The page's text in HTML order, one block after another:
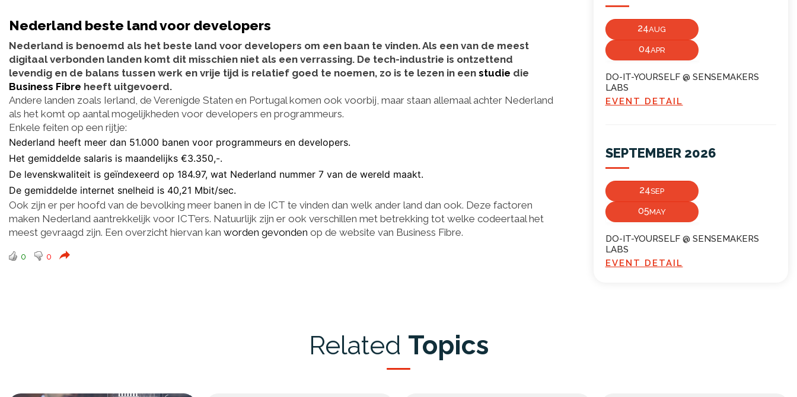
Nederland beste land voor developers
Nederland is benoemd als het beste land voor developers om een baan te vinden. Als een van de meest
digitaal verbonden landen komt dit misschien niet als een verrassing. De tech-industrie is ontzettend
levendig en de balans tussen werk en vrije tijd is relatief goed te noemen, zo is te lezen in een studie die
Business Fibre heeft uitgevoerd.
Andere landen zoals Ierland, de Verenigde Staten en Portugal komen ook voorbij, maar staan allemaal achter Nederland
als het komt op aantal mogelijkheden voor developers en programmeurs.
Enkele feiten op een rijtje:
Nederland heeft meer dan 51.000 banen voor programmeurs en developers.
Het gemiddelde salaris is maandelijks €3.350,-.
De levenskwaliteit is geïndexeerd op 184.97, wat Nederland nummer 7 van de wereld maakt.
De gemiddelde internet snelheid is 40,21 Mbit/sec.
Ook zijn er per hoofd van de bevolking meer banen in de ICT te vinden dan welk ander land dan ook. Deze factoren
maken Nederland aantrekkelijk voor ICT’ers. Natuurlijk zijn er ook verschillen met betrekking tot welke codeertaal het
meest gevraagd zijn. Een overzicht hiervan kan worden gevonden op de website van Business Fibre.
0 0
24AUG
04APR
DO-IT-YOURSELF @ SENSEMAKERS
LABS
EVENT DETAIL
SEPTEMBER 2026
24SEP
05MAY
DO-IT-YOURSELF @ SENSEMAKERS
LABS
EVENT DETAIL
Related Topics